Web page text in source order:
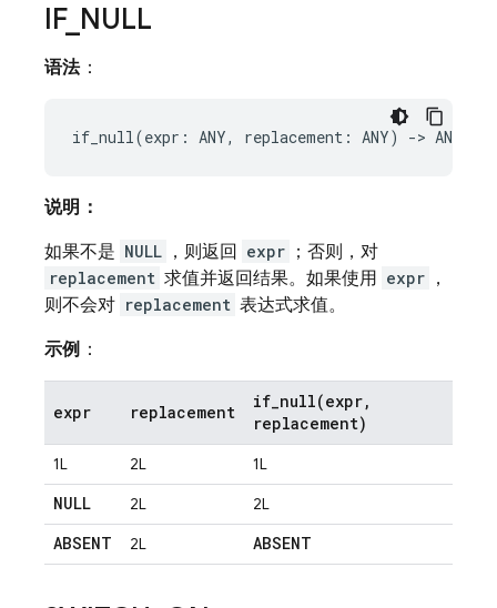
IF_ NULL
语法：
说明：
如果不是 NULL ，则返回 expr ；否则，对
replacement 求值并返回结果。如果使用 expr ，
则不会对 replacement 表达式求值。
示例 ：
expr replacement
if_null(expr,
replacement)
1L 2L 1L
NULL 2L 2L
ABSENT 2L ABSENT